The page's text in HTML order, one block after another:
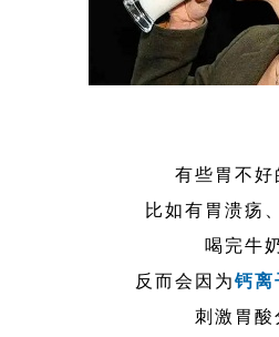
有些胃不好
比如有胃溃疡
喝完牛
反而会因为钙
刺激胃酸